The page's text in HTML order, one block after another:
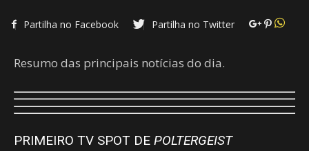
Partilha no Facebook Partilha no Twitter
Resumo das principais notícias do dia.
PRIMEIRO TV SPOT DE POLTERGEIST